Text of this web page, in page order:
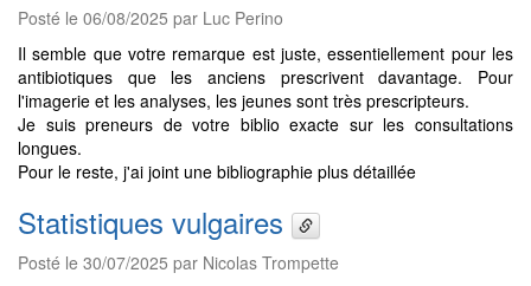
Posté le 06/08/2025 par Luc Perino
Il semble que votre remarque est juste, essentiellement pour les
antibiotiques que les anciens prescrivent davantage. Pour
l'imagerie et les analyses, les jeunes sont très prescripteurs.
Je suis preneurs de votre biblio exacte sur les consultations
longues.
Pour le reste, j'ai joint une bibliographie plus détaillée
Statistiques vulgaires
Posté le 30/07/2025 par Nicolas Trompette